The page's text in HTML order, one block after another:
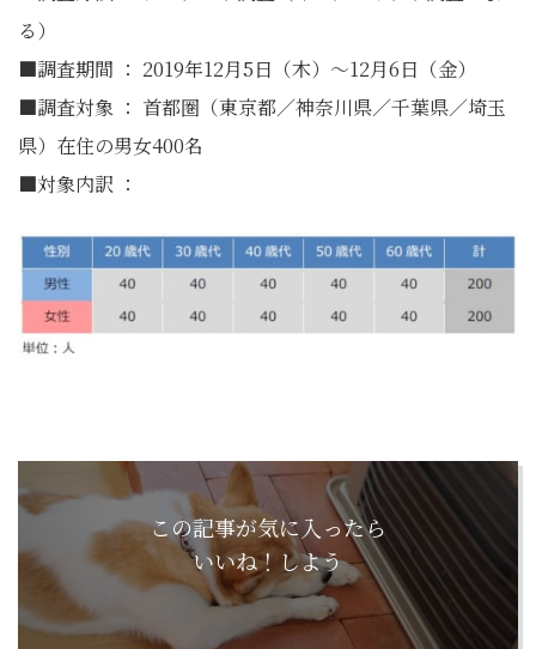
る）
■調査期間 ： 2019年12月5日（木）～12月6日（金）
■調査対象 ： 首都圏（東京都／神奈川県／千葉県／埼玉
県）在住の男女400名
■対象内訳 ：
この記事が気に入ったら
いいね！しよう